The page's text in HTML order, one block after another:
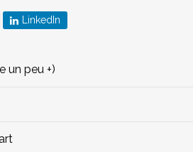
LinkedIn
un peu +)